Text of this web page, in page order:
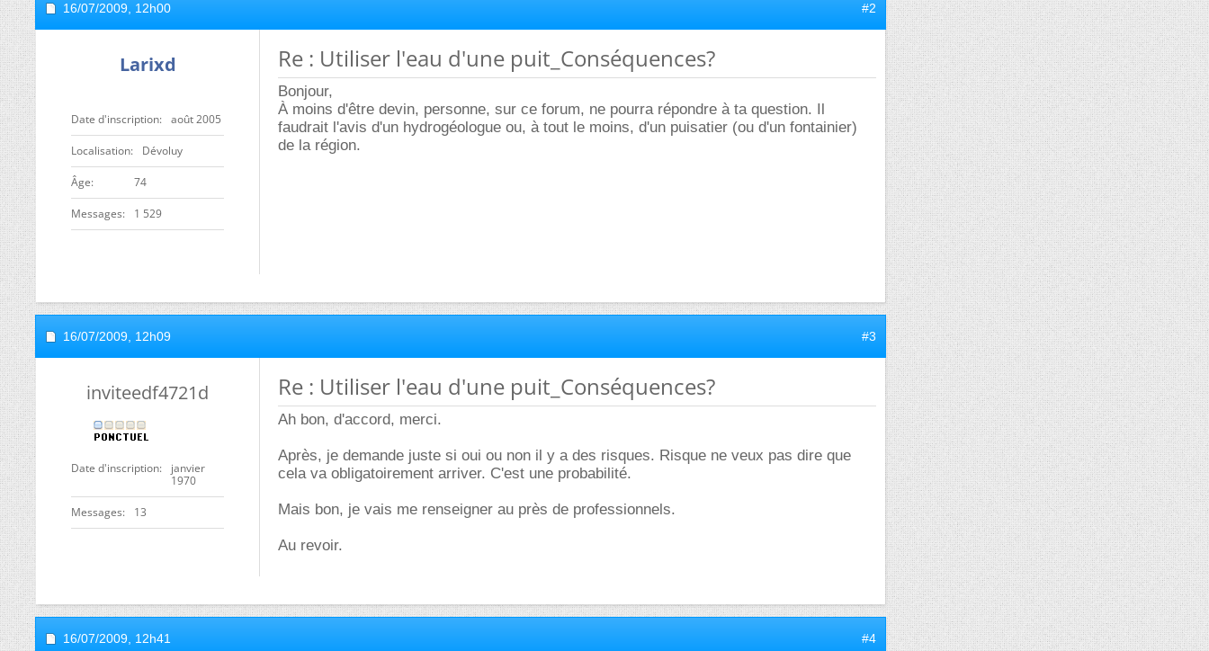
16/07/2009, 12h00 #2
Larixd
Date d'inscription août 2005
Localisation Dévoluy
ge 74
Messages 1 529
Re : Utiliser l'eau d'une puit_Conséquences?
Bonjour,
À moins d'être devin, personne, sur ce forum, ne pourra répondre à ta question. Il
faudrait l'avis d'un hydrogéologue ou, à tout le moins, d'un puisatier (ou d'un fontainier)
de la région.
16/07/2009, 12h09 #3
inviteedf4721d
Date d'inscription
janvier
1970
Messages 13
Re : Utiliser l'eau d'une puit_Conséquences?
Ah bon, d'accord, merci.
Après, je demande juste si oui ou non il y a des risques. Risque ne veux pas dire que
cela va obligatoirement arriver. C'est une probabilité.
Mais bon, je vais me renseigner au près de professionnels.
Au revoir.
16/07/2009, 12h41 #4